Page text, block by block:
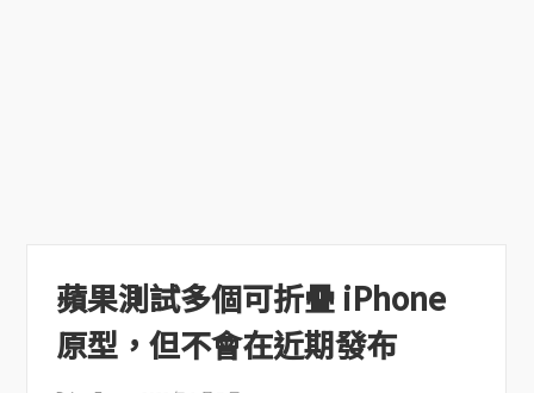
蘋果測試多個可折疊 iPhone
原型，但不會在近期發布